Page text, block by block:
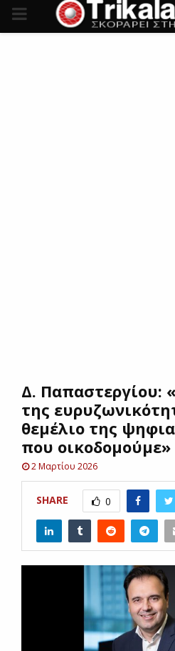
P
UΔ. Παπαστεργίου:
της
θεμέλιο της
που οικοδομούμε»
2 Μαρτίου 2026
SHARE 0